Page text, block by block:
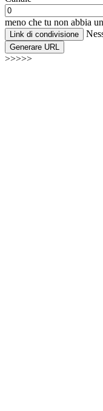
meno che tu non abbia
Link di condivisione
Generare URL
>>>>>